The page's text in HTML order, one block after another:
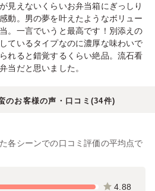
見えないくらいお弁当箱にぎっしり
動。男の夢を叶えたようなボリュー
。一言でいうと最高です！別添えの
ているタイプなのに濃厚な味わいで
れると錯覚するくらい絶品。流石看
当だと思いました。
のお客様の声・口コミ(34件)
各シーンでの口コミ評価の平均点で
4.88